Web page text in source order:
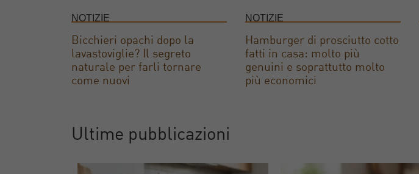
NOTIZIE
Bicchieri opachi dopo la
lavastoviglie? Il segreto
naturale per farli tornare
come nuovi
NOTIZIE
Hamburger di prosciutto cotto
fatti in casa: molto più
genuini e soprattutto molto
più economici
Ultime pubblicazioni